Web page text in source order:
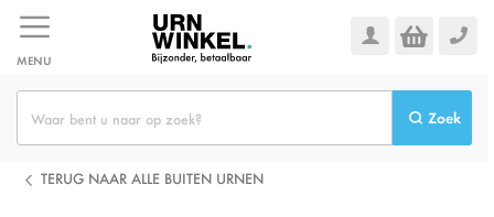
naar
de
inhoud
MENU
Zoek
TERUG NAAR ALLE BUITEN URNEN